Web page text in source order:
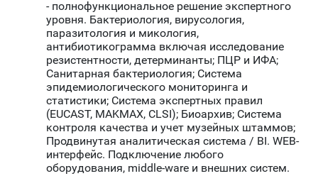
- полнофункциональное решение экспертного
уровня. Бактериология, вирусология,
паразитология и микология,
антибиотикограмма включая исследование
резистентности, детерминанты; ПЦР и ИФА;
Санитарная бактериология; Система
эпидемиологического мониторинга и
статистики; Система экспертных правил
(EUCAST, MAKMAX, CLSI); Биоархив; Система
контроля качества и учет музейных штаммов;
Продвинутая аналитическая система / BI. WEB-
интерфейс. Подключение любого
оборудования, middle-ware и внешних систем.